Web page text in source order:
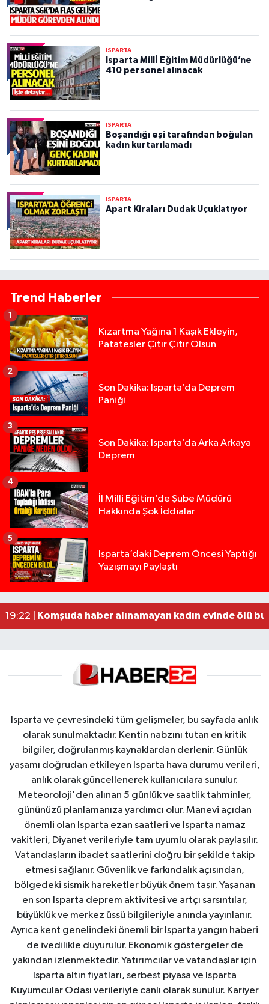
ISPARTA
Isparta Millİ Eğitim Müdürlüğü’ne
410 personel alınacak
ISPARTA
Boşandığı eşi tarafından boğulan
kadın kurtarılamadı
ISPARTA
Apart Kiraları Dudak Uçuklatıyor
Trend Haberler
Kızartma Yağına 1 Kaşık Ekleyin,
Patatesler Çıtır Çıtır Olsun
1
Son Dakika: Isparta’da Deprem
Paniği
2
Son Dakika: Isparta’da Arka Arkaya
Deprem
3
İl Milli Eğitim’de Şube Müdürü
Hakkında Şok İddialar
4
Isparta’daki Deprem Öncesi Yaptığı
Yazışmayı Paylaştı
5
13:00 |Yığılca'da kardeşler arasındaki silahlı kavgada
12:48 |Tur teknesi çalışanlarının birbirine girdiği kavga
02:26 |MOTOSİKLETLE ÇARPIŞAN OTOMOBİL GÜL
19:22 |
Komşuda haber alınamayan kadın evinde ölü
Isparta ve çevresindeki tüm gelişmeler, bu sayfada anlık
olarak sunulmaktadır. Kentin nabzını tutan en kritik
bilgiler, doğrulanmış kaynaklardan derlenir. Günlük
yaşamı doğrudan etkileyen Isparta hava durumu verileri,
anlık olarak güncellenerek kullanıcılara sunulur.
Meteoroloji'den alınan 5 günlük ve saatlik tahminler,
gününüzü planlamanıza yardımcı olur. Manevi açıdan
önemli olan Isparta ezan saatleri ve Isparta namaz
vakitleri, Diyanet verileriyle tam uyumlu olarak paylaşılır.
Vatandaşların ibadet saatlerini doğru bir şekilde takip
etmesi sağlanır. Güvenlik ve farkındalık açısından,
bölgedeki sismik hareketler büyük önem taşır. Yaşanan
en son Isparta deprem aktivitesi ve artçı sarsıntılar,
büyüklük ve merkez üssü bilgileriyle anında yayınlanır.
Ayrıca kent genelindeki önemli bir Isparta yangın haberi
de ivedilikle duyurulur. Ekonomik göstergeler de
yakından izlenmektedir. Yatırımcılar ve vatandaşlar için
Isparta altın fiyatları, serbest piyasa ve Isparta
Kuyumcular Odası verileriyle canlı olarak sunulur. Kariyer